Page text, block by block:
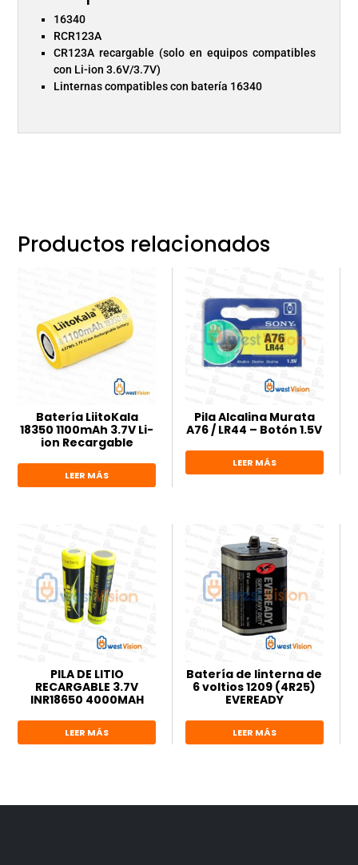
16340
RCR123A
CR123A recargable (solo en equipos compatibles
con Li-ion 3.6V/3.7V)
Linternas compatibles con batería 16340
Productos relacionados
Batería LiitoKala
18350 1100mAh 3.7V Li-
ion Recargable
LEER MÁS
Pila Alcalina Murata
A76 / LR44 – Botón 1.5V
LEER MÁS
PILA DE LITIO
RECARGABLE 3.7V
INR18650 4000MAH
LEER MÁS
Batería de linterna de
6 voltios 1209 (4R25)
EVEREADY
LEER MÁS